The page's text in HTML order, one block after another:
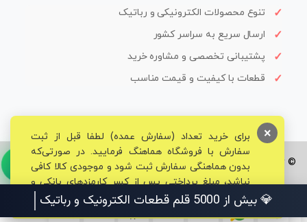
تنوع محصولات الکترونیکی و رباتیک
ارسال سریع به سراسر کشور
پشتیبانی تخصصی و مشاوره خرید
قطعات با کیفیت و قیمت مناسب
© تمامی حقوق برای فروشگاه تخصصی قم الکترونیک محفوظ می‌باشد.
برای خرید تعداد (سفارش عمده) لطفا قبل از ثبت
سفارش با فروشگاه هماهنگ فرمایید. در صورتی‌که
بدون هماهنگی سفارش ثبت شود و موجودی کالا کافی
نباشد، مبلغ پرداختی پس از کسر کارمزدهای بانکی و
مالیاتی به حساب شما بازگشت داده خواهد شد.
×
💎 بیش از 5000 قلم قطعات الکترونیک و رباتیک